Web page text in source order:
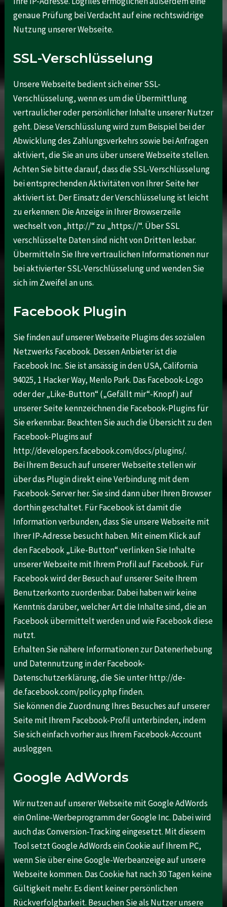
genaue Prüfung bei Verdacht auf eine rechtswidrige
Nutzung unserer Webseite.
SSL-Verschlüsselung
Unsere Webseite bedient sich einer SSL-
Verschlüsselung, wenn es um die Übermittlung
vertraulicher oder persönlicher Inhalte unserer Nutzer
geht. Diese Verschlüsslung wird zum Beispiel bei der
Abwicklung des Zahlungsverkehrs sowie bei Anfragen
aktiviert, die Sie an uns über unsere Webseite stellen.
Achten Sie bitte darauf, dass die SSL-Verschlüsselung
bei entsprechenden Aktivitäten von Ihrer Seite her
aktiviert ist. Der Einsatz der Verschlüsselung ist leicht
zu erkennen: Die Anzeige in Ihrer Browserzeile
wechselt von „http://“ zu „https://“. Über SSL
verschlüsselte Daten sind nicht von Dritten lesbar.
Übermitteln Sie Ihre vertraulichen Informationen nur
bei aktivierter SSL-Verschlüsselung und wenden Sie
sich im Zweifel an uns.
Facebook Plugin
Sie finden auf unserer Webseite Plugins des sozialen
Netzwerks Facebook. Dessen Anbieter ist die
Facebook Inc. Sie ist ansässig in den USA, California
94025, 1 Hacker Way, Menlo Park. Das Facebook-Logo
oder der „Like-Button“ („Gefällt mir“-Knopf) auf
unserer Seite kennzeichnen die Facebook-Plugins für
Sie erkennbar. Beachten Sie auch die Übersicht zu den
Facebook-Plugins auf
http://developers.facebook.com/docs/plugins/.
Bei Ihrem Besuch auf unserer Webseite stellen wir
über das Plugin direkt eine Verbindung mit dem
Facebook-Server her. Sie sind dann über Ihren Browser
dorthin geschaltet. Für Facebook ist damit die
Information verbunden, dass Sie unsere Webseite mit
Ihrer IP-Adresse besucht haben. Mit einem Klick auf
den Facebook „Like-Button“ verlinken Sie Inhalte
unserer Webseite mit Ihrem Profil auf Facebook. Für
Facebook wird der Besuch auf unserer Seite Ihrem
Benutzerkonto zuordenbar. Dabei haben wir keine
Kenntnis darüber, welcher Art die Inhalte sind, die an
Facebook übermittelt werden und wie Facebook diese
nutzt.
Erhalten Sie nähere Informationen zur Datenerhebung
und Datennutzung in der Facebook-
Datenschutzerklärung, die Sie unter http://de-
de.facebook.com/policy.php finden.
Sie können die Zuordnung Ihres Besuches auf unserer
Seite mit Ihrem Facebook-Profil unterbinden, indem
Sie sich einfach vorher aus Ihrem Facebook-Account
ausloggen.
Google AdWords
Wir nutzen auf unserer Webseite mit Google AdWords
ein Online-Werbeprogramm der Google Inc. Dabei wird
auch das Conversion-Tracking eingesetzt. Mit diesem
Tool setzt Google AdWords ein Cookie auf Ihrem PC,
wenn Sie über eine Google-Werbeanzeige auf unsere
Webseite kommen. Das Cookie hat nach 30 Tagen keine
Gültigkeit mehr. Es dient keiner persönlichen
Rückverfolgbarkeit. Besuchen Sie als Nutzer unsere